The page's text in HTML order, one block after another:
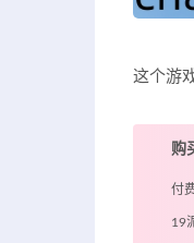
这个游
购
付
19